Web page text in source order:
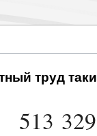
труд
513 329